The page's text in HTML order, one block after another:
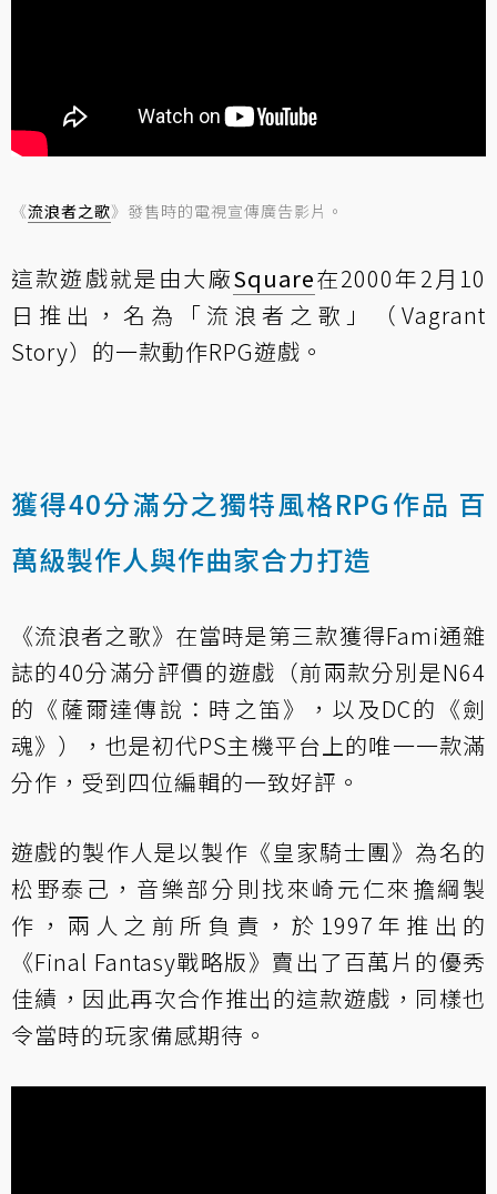
《流浪者之歌》發售時的電視宣傳廣告影片。
這款遊戲就是由大廠Square在2000年2月10
日推出，名為「流浪者之歌」（Vagrant
Story）的一款動作RPG遊戲。
獲得40分滿分之獨特風格RPG作品 百
萬級製作人與作曲家合力打造
《流浪者之歌》在當時是第三款獲得Fami通雜
誌的40分滿分評價的遊戲（前兩款分別是N64
的《薩爾達傳說：時之笛》，以及DC的《劍
魂》），也是初代PS主機平台上的唯一一款滿
分作，受到四位編輯的一致好評。
遊戲的製作人是以製作《皇家騎士團》為名的
松野泰己，音樂部分則找來崎元仁來擔綱製
作，兩人之前所負責，於1997年推出的
《Final Fantasy戰略版》賣出了百萬片的優秀
佳績，因此再次合作推出的這款遊戲，同樣也
令當時的玩家備感期待。